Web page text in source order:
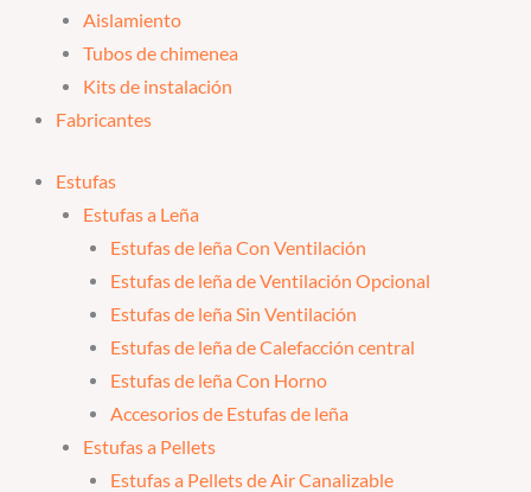
Aislamiento
Tubos de chimenea
Kits de instalación
Fabricantes
Estufas
Estufas a Leña
Estufas de leña Con Ventilación
Estufas de leña de Ventilación Opcional
Estufas de leña Sin Ventilación
Estufas de leña de Calefacción central
Estufas de leña Con Horno
Accesorios de Estufas de leña
Estufas a Pellets
Estufas a Pellets de Air Canalizable